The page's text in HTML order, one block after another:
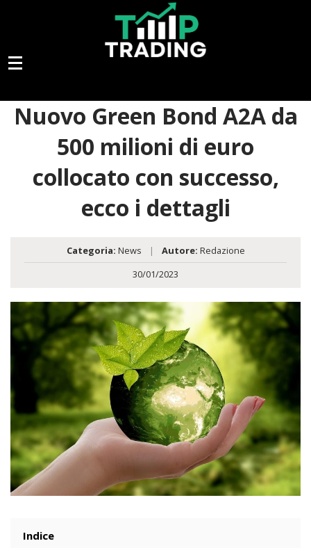
Nuovo Green Bond A2A da
500 milioni di euro
collocato con successo,
ecco i dettagli
Categoria: News | Autore: Redazione
30/01/2023
Indice